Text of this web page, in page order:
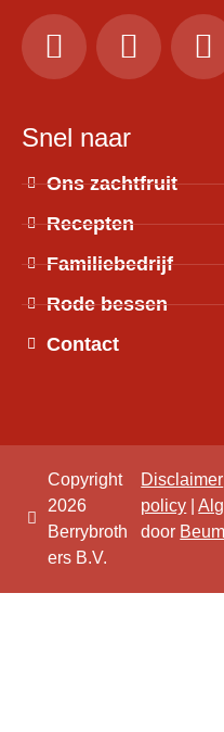
Snel naar
Ons zachtfruit
Recepten
Familiebedrijf
Rode bessen
Contact
Copyright
2026
Berrybroth
ers B.V.
Disclaimer
policy |
door